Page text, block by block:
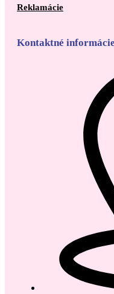
Reklamácie
Kontaktné informácie